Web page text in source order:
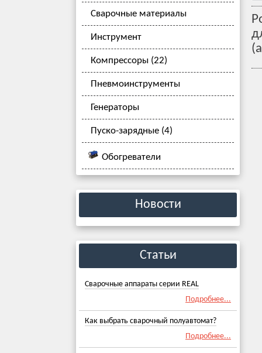
Сварочные материалы
Инструмент
Компрессоры (22)
Пневмоинструменты
Генераторы
Пуско-зарядные (4)
Обогреватели
Новости
Статьи
Сварочные аппараты серии REAL
Подробнее...
Как выбрать сварочный полуавтомат?
Подробнее...